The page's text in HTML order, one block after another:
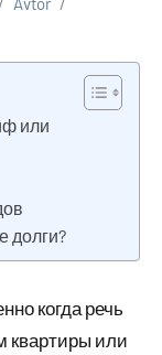
или
долги?
когда речь
квартиры или